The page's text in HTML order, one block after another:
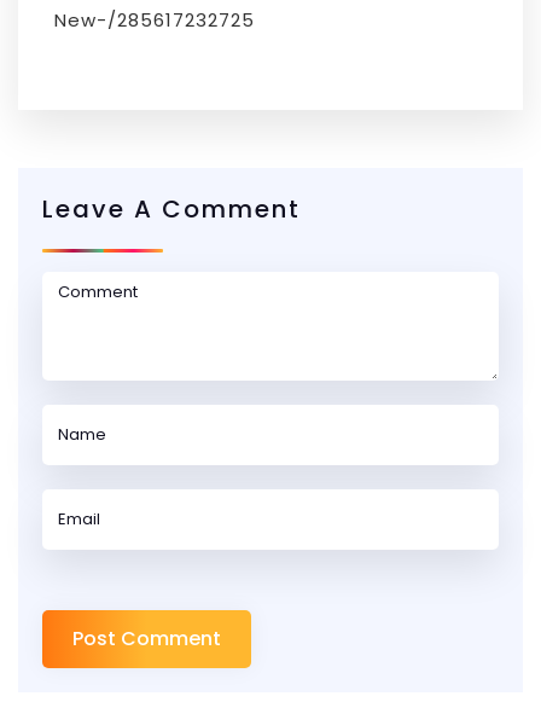
New-/285617232725
Leave A Comment